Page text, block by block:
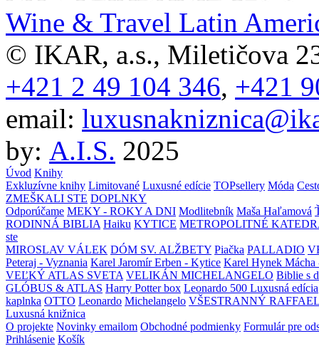
Wine & Travel Latin
© IKAR, a.s., Miletičova
+421 2 49 104 346, +421
email:
by: A.I.S. 2025
Úvod Knihy
Exkluzívne knihy Limitované Luxusné edície TOPsellery Móda
ZMEŠKALI STE DOPLNKY
Odporúčame MEKY - ROKY A DNI Modlitebník Maša Haľamová
RODINNÁ BIBLIA Haiku KYTICE METROPOLITNÉ
ste
MIROSLAV VÁLEK DÓM SV. ALŽBETY Piačka PALLADIO
Peteraj - Vyznania Karel Jaromír Erben - Kytice Karel Hynek Mácha
VEĽKÝ ATLAS SVETA VELIKÁN MICHELANGELO Biblie s
GLÓBUS & ATLAS Harry Potter box Leonardo 500 Luxusná edícia
kaplnka OTTO Leonardo Michelangelo VŠESTRANNÝ
Luxusná knižnica
O projekte Novinky emailom Obchodné podmienky Formulár pre
Prihlásenie Košík